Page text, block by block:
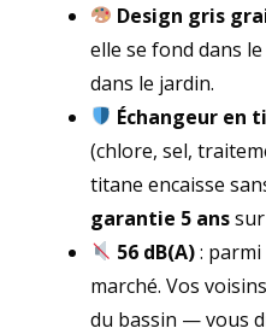
Design gris
elle se fond dans
dans le jardin.
Échangeur en
(chlore, sel,
titane encaisse
garantie 5 ans
56 dB(A):
marché. Vos
du bassin — vous